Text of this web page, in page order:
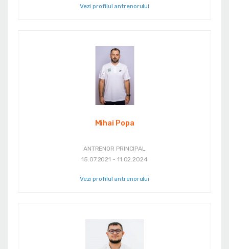
Vezi profilul antrenorului
Mihai Popa
ANTRENOR PRINCIPAL
15.07.2021 - 11.02.2024
Vezi profilul antrenorului